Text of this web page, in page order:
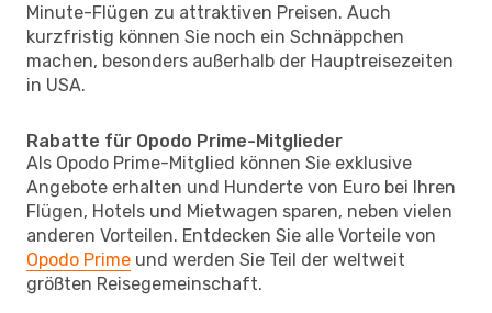
Minute-Flügen zu attraktiven Preisen. Auch
kurzfristig können Sie noch ein Schnäppchen
machen, besonders außerhalb der Hauptreisezeiten
in USA.
Rabatte für Opodo Prime-Mitglieder
Als Opodo Prime-Mitglied können Sie exklusive
Angebote erhalten und Hunderte von Euro bei Ihren
Flügen, Hotels und Mietwagen sparen, neben vielen
anderen Vorteilen. Entdecken Sie alle Vorteile von
Opodo Prime und werden Sie Teil der weltweit
größten Reisegemeinschaft.